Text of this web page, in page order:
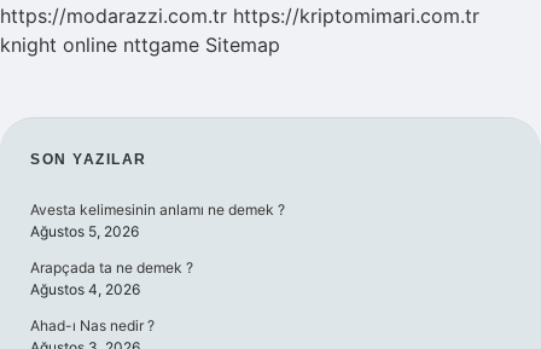
https://modarazzi.com.tr https://kriptomimari.com.tr
knight online nttgame Sitemap
SIDEBAR
SON YAZILAR
Avesta kelimesinin anlamı ne demek ?
Ağustos 5, 2026
Arapçada ta ne demek ?
Ağustos 4, 2026
Ahad-ı Nas nedir ?